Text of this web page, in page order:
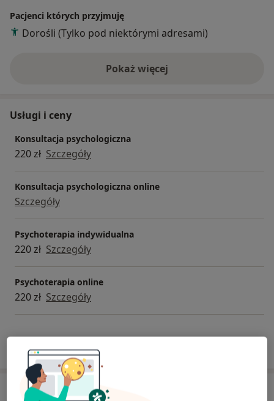
Pacjenci których przyjmuję
Dorośli (Tylko pod niektórymi adresami)
Pokaż więcejo doświadczeniu
Usługi i ceny
Konsultacja psychologiczna
220 zł Szczegóły
Konsultacja psychologiczna online
Szczegóły
Psychoterapia indywidualna
220 zł Szczegóły
Psychoterapia online
220 zł Szczegóły
W jaki sposób ustalane są ceny?
Adresy (2)